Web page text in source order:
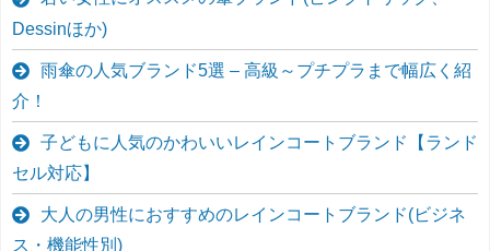
Dessinほか)
雨傘の人気ブランド5選 – 高級～プチプラまで幅広く紹
介！
子どもに人気のかわいいレインコートブランド【ランド
セル対応】
大人の男性におすすめのレインコートブランド(ビジネ
ス・機能性別)